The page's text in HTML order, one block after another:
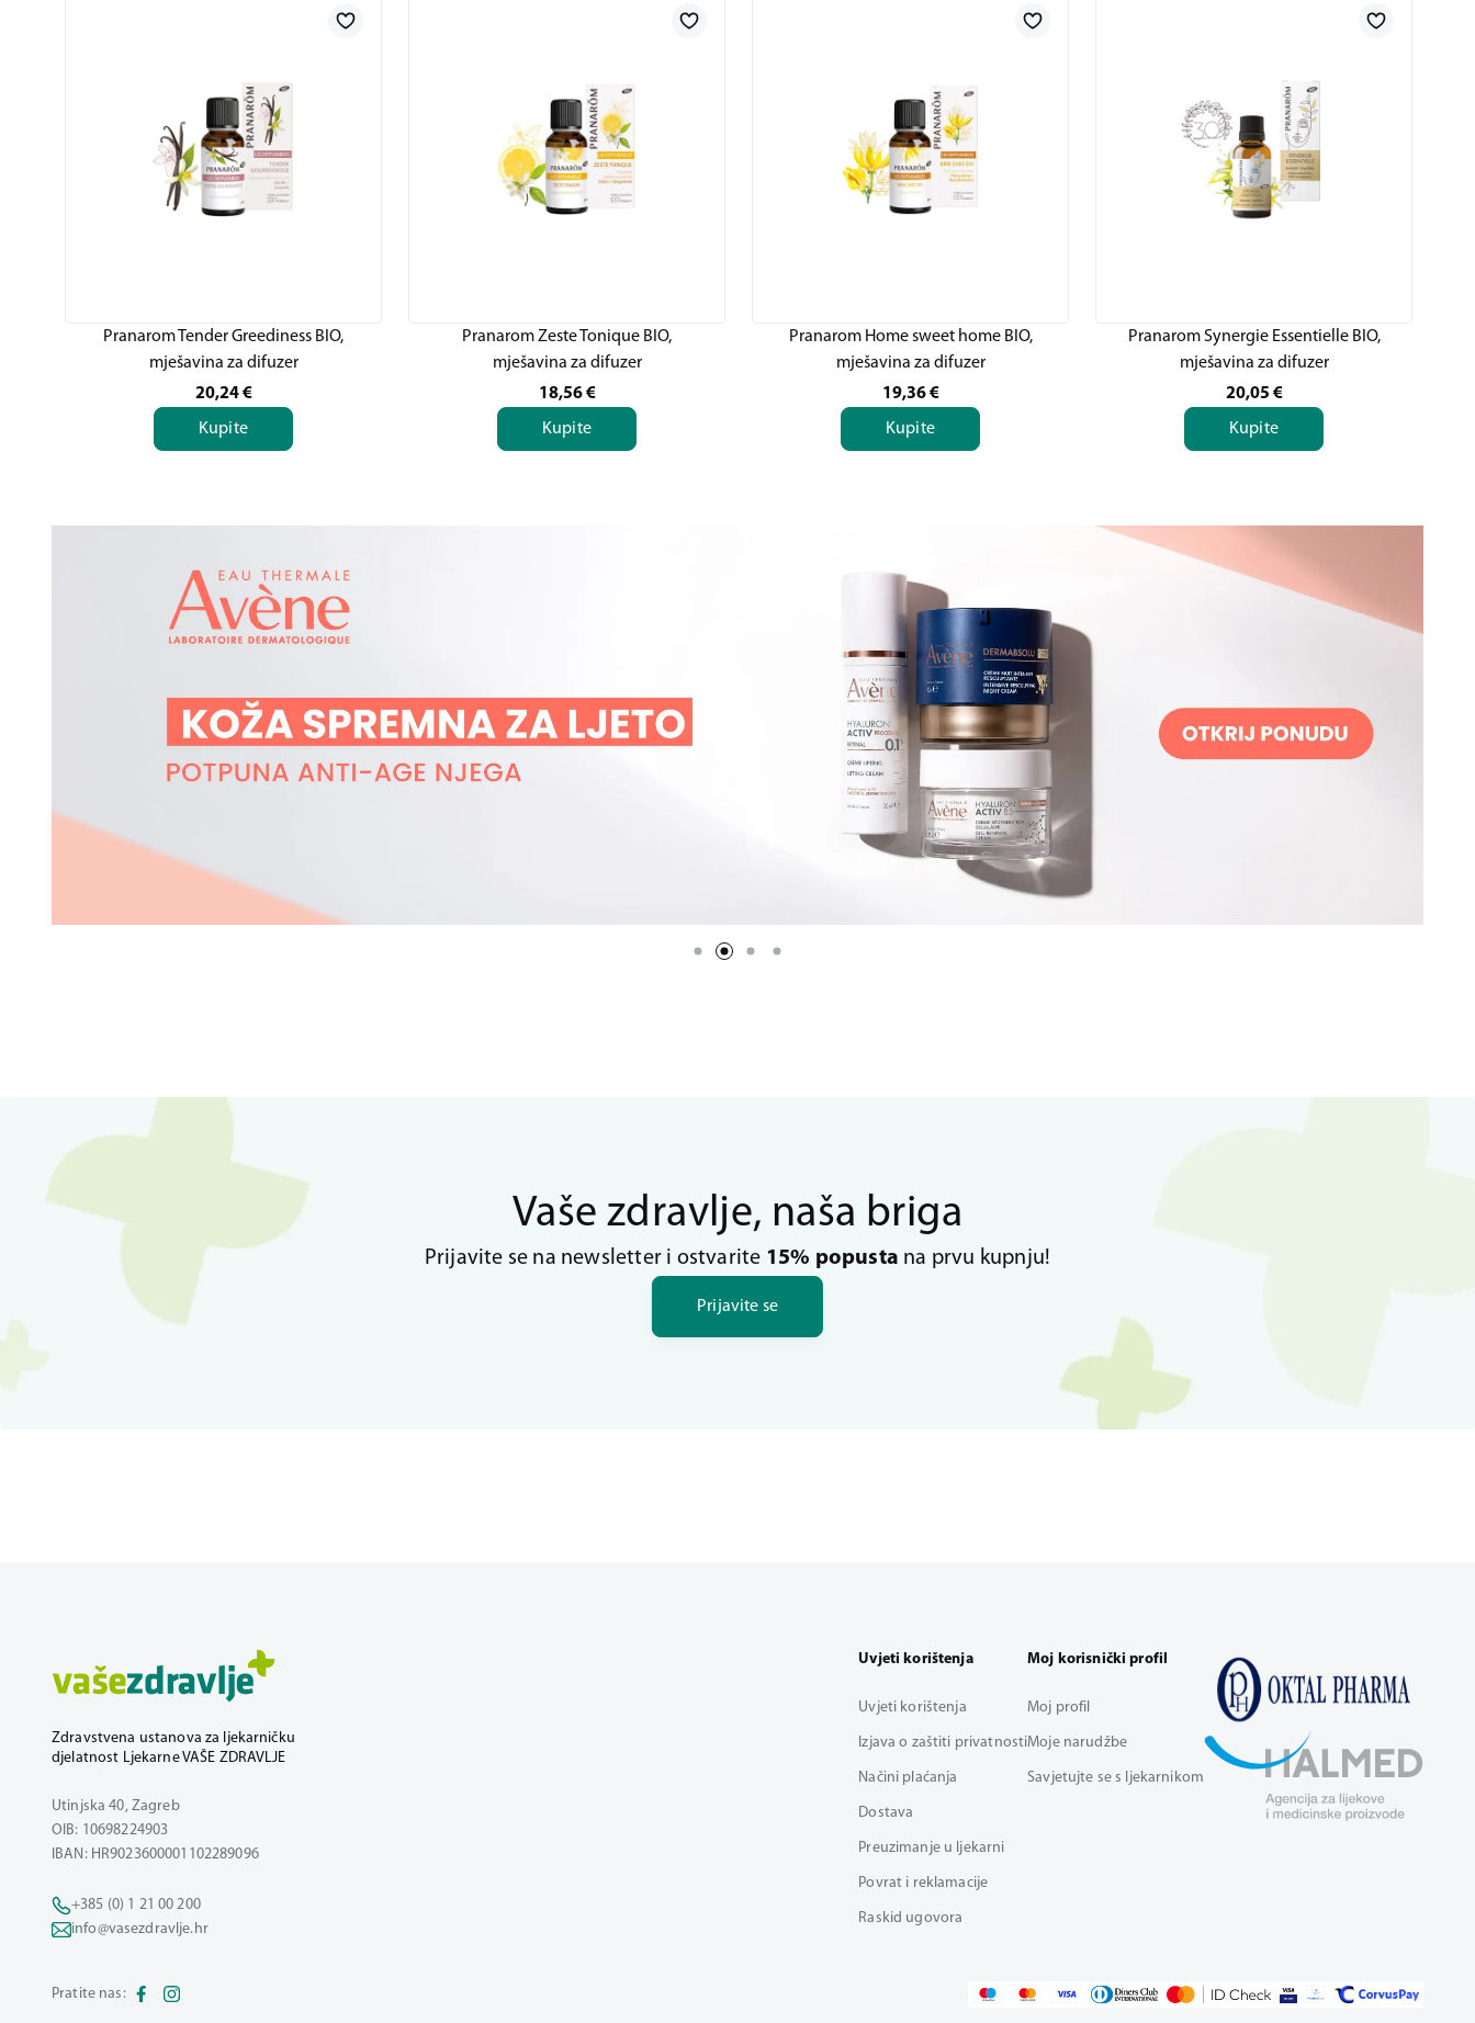
Pranarom Tender Greediness BIO,
mješavina za difuzer
20,24 €
Kupite
Pranarom Zeste Tonique BIO,
mješavina za difuzer
18,56 €
Kupite
Pranarom Home sweet home BIO,
mješavina za difuzer
19,36 €
Kupite
Pranarom Synergie Essentielle BIO,
mješavina za difuzer
20,05 €
Kupite
Vaše zdravlje, naša briga
Prijavite se na newsletter i ostvarite 15% popusta na prvu kupnju!
Prijavite se
Zdravstvena ustanova za ljekarničku
djelatnost Ljekarne VAŠE ZDRAVLJE
Utinjska 40, Zagreb
OIB: 10698224903
IBAN: HR9023600001102289096
+385 (0) 1 21 00 200
info@vasezdravlje.hr
Uvjeti korištenja
Uvjeti korištenja
Izjava o zaštiti privatnosti
Načini plaćanja
Dostava
Preuzimanje u ljekarni
Povrat i reklamacije
Raskid ugovora
Moj korisnički profil
Moj profil
Moje narudžbe
Savjetujte se s ljekarnikom
Pratite nas: